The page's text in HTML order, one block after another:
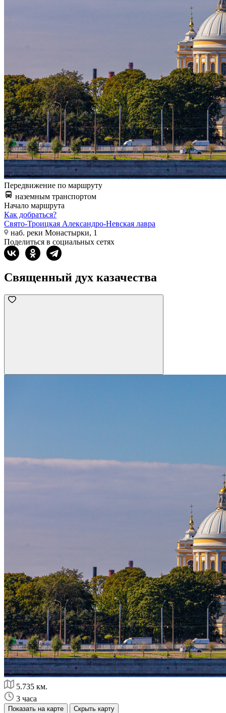
Передвижение по маршруту
наземным транспортом
Начало маршрута
Как добраться?
Свято-Троицкая Александро-Невская лавра
наб. реки Монастырки, 1
Поделиться в социальных сетях
Священный дух казачества
5.735 км.
3 часа
Показать на карте Скрыть карту